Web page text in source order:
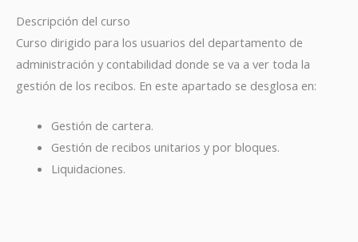
Descripción del curso
Curso dirigido para los usuarios del departamento de
administración y contabilidad donde se va a ver toda la
gestión de los recibos. En este apartado se desglosa en:
Gestión de cartera.
Gestión de recibos unitarios y por bloques.
Liquidaciones.